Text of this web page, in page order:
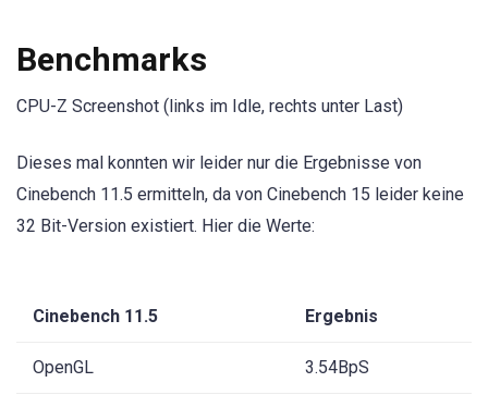
Benchmarks
CPU-Z Screenshot (links im Idle, rechts unter Last)
Dieses mal konnten wir leider nur die Ergebnisse von
Cinebench 11.5 ermitteln, da von Cinebench 15 leider keine
32 Bit-Version existiert. Hier die Werte:
Cinebench 11.5 Ergebnis
OpenGL 3.54BpS